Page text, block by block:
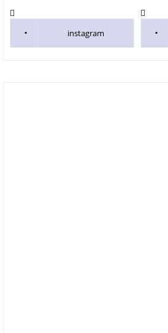
instagram